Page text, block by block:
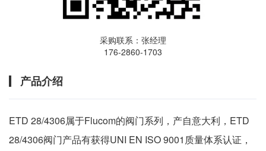
采购联系：张经理
176-2860-1703
产品介绍
ETD 28/4306属于Flucom的阀门系列，产自意大利，ETD
28/4306阀门产品有获得UNI EN ISO 9001质量体系认证，